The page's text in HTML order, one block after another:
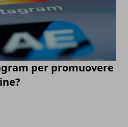
per promuovere